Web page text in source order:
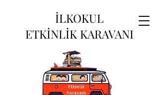
İLKOKUL
ETKİNLİK KARAVANI